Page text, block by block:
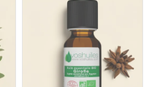
d'Eucalyptus Globulus
4,40 €
9,95 €